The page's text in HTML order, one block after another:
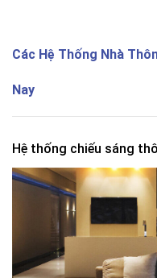
Các Hệ Thống Nhà
Nay
Hệ thống chiếu sáng